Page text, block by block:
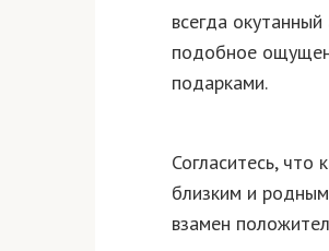
всегда
подобное
подарками.
Согласитесь,
близким и родны
взамен